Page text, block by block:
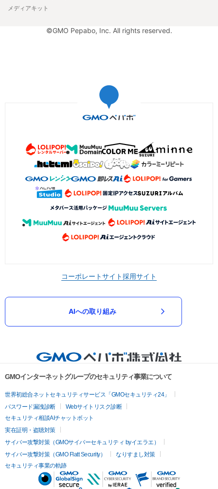
メディアキット
©GMO Pepabo, Inc. All rights reserved.
コーポレートサイト採用サイト
AIへの取り組み
GMOインターネットグループのセキュリティ事業について
世界初総合ネットセキュリティサービス「GMOセキュリティ24」
パスワード漏洩診断
Webサイトリスク診断
セキュリティ相談AIチャットボット
実在証明・盗聴対策
サイバー攻撃対策（GMOサイバーセキュリティ byイエラエ）
サイバー攻撃対策（GMO Flatt Security）
なりすまし対策
セキュリティ事業の軌跡